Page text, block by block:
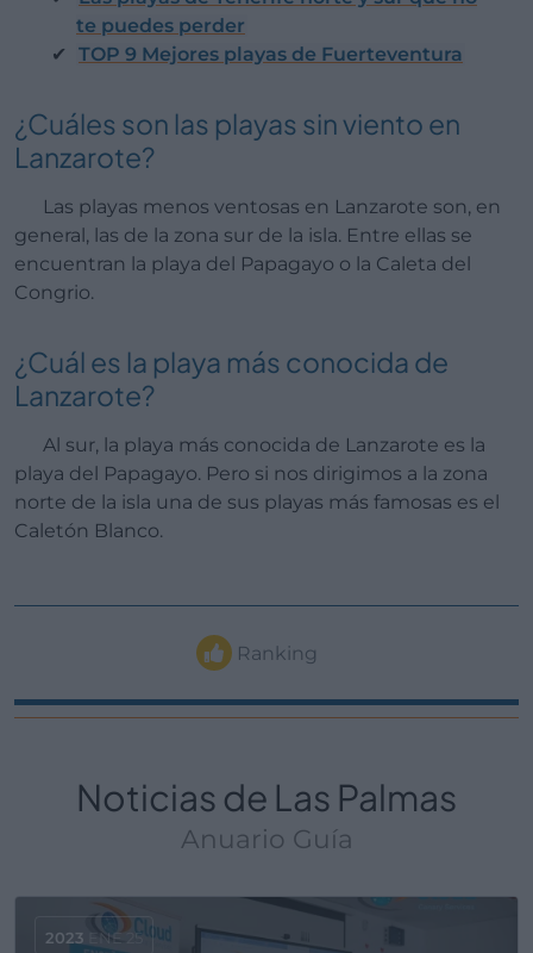
te puedes perder
TOP 9 Mejores playas de Fuerteventura
¿Cuáles son las playas sin viento en
Lanzarote?
Las playas menos ventosas en Lanzarote son, en
general, las de la zona sur de la isla. Entre ellas se
encuentran la playa del Papagayo o la Caleta del
Congrio.
¿Cuál es la playa más conocida de
Lanzarote?
Al sur, la playa más conocida de Lanzarote es la
playa del Papagayo. Pero si nos dirigimos a la zona
norte de la isla una de sus playas más famosas es el
Caletón Blanco.
Ranking
Noticias de Las Palmas
Anuario Guía
2023 ENE 25